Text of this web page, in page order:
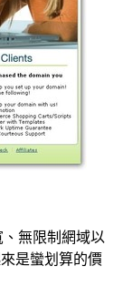
、無限制網域以
是蠻划算的價